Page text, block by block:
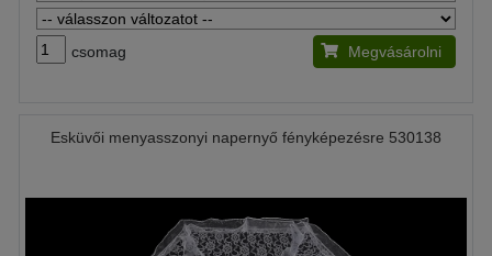
csomag Megvásárolni
Esküvői menyasszonyi napernyő fényképezésre 530138